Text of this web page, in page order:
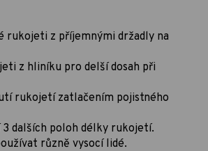
rukojeti z příjemnými držadly na
z hliníku pro delší dosah při
rukojetí zatlačením pojistného
3 dalších poloh délky rukojetí.
různě vysocí lidé.